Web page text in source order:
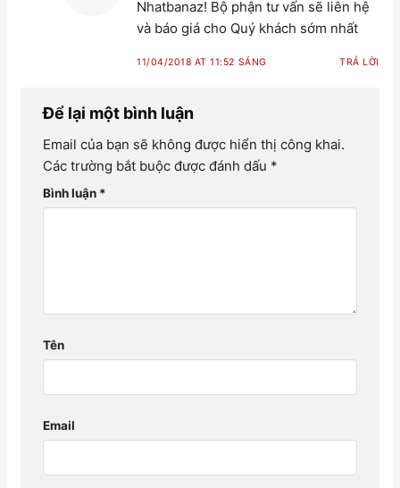
Nhatbanaz! Bộ phận tư vấn sẽ liên hệ
và báo giá cho Quý khách sớm nhất
11/04/2018 AT 11:52 SÁNG TRẢ LỜI
Để lại một bình luận
Email của bạn sẽ không được hiển thị công khai.
Các trường bắt buộc được đánh dấu *
Bình luận *
Tên
Email